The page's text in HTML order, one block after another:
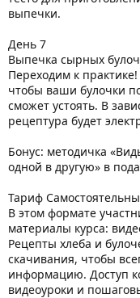
выпечки.
День 7
Выпечка сырных
Переходим к
чтобы ваши булочки
сможет устоять. В
рецептура будет
Бонус: методичка
одной в другую» в
Тариф
В этом формате
материалы курса:
Рецепты хлеба и
скачивания, чтобы
информацию. Доступ
видеоуроки и